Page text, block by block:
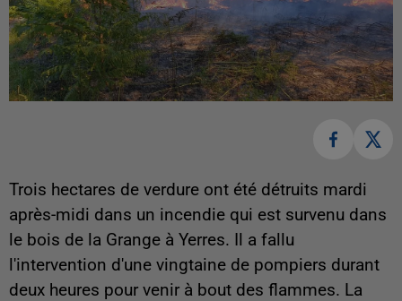
Trois hectares de verdure ont été détruits mardi
après-midi dans un incendie qui est survenu dans
le bois de la Grange à Yerres. Il a fallu
l'intervention d'une vingtaine de pompiers durant
deux heures pour venir à bout des flammes. La